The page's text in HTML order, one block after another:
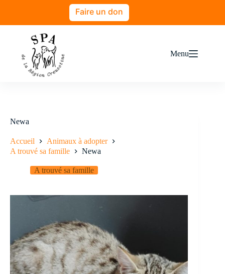
Faire un don
Menu
Newa
Accueil
Animaux à adopter
A trouvé sa famille
Newa
A trouvé sa famille